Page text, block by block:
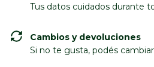
Tus datos cuidados durante
Cambios y devoluciones
Si no te gusta, podés